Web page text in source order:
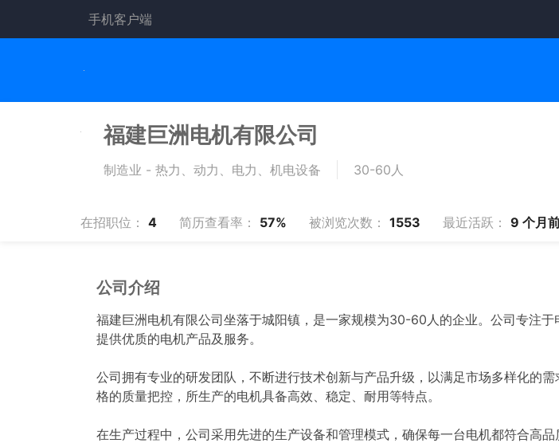
手机客户端
福建巨洲电机有限公司
制造业 - 热力、动力、电力、机电设备 30-60人
在招职位： 4 简历查看率： 57% 被浏览次数： 1553 最近活跃： 9 个月
公司介绍
福建巨洲电机有限公司坐落于城阳镇，是一家规模为30-60人的企业。公司专注于
提供优质的电机产品及服务。
公司拥有专业的研发团队，不断进行技术创新与产品升级，以满足市场多样化的
格的质量把控，所生产的电机具备高效、稳定、耐用等特点。
在生产过程中，公司采用先进的生产设备和管理模式，确保每一台电机都符合高